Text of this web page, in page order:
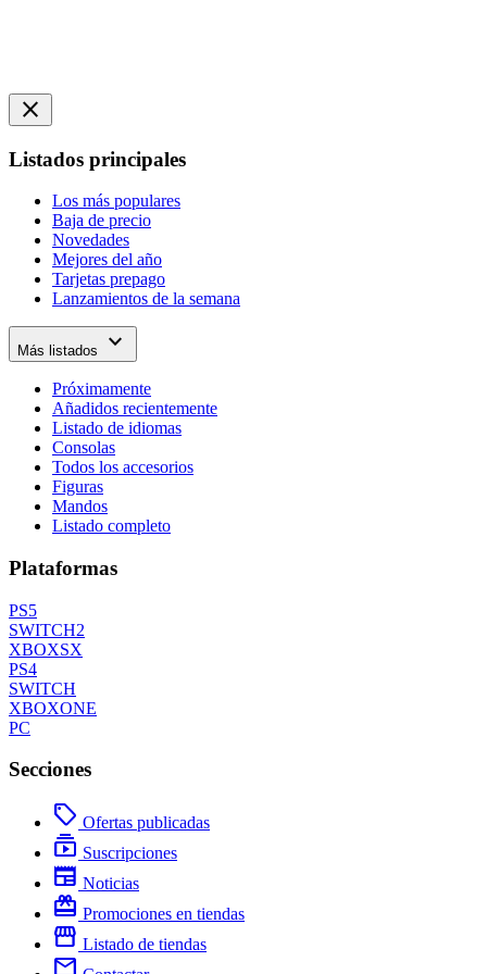
close
Listados principales
Los más populares
Baja de precio
Novedades
Mejores del año
Tarjetas prepago
Lanzamientos de la semana
Más listados expand_more
Próximamente
Añadidos recientemente
Listado de idiomas
Consolas
Todos los accesorios
Figuras
Mandos
Listado completo
Plataformas
PS5
SWITCH2
XBOXSX
PS4
SWITCH
XBOXONE
PC
Secciones
local_offer Ofertas publicadas
subscriptions Suscripciones
newspaper Noticias
redeem Promociones en tiendas
storefront Listado de tiendas
mail